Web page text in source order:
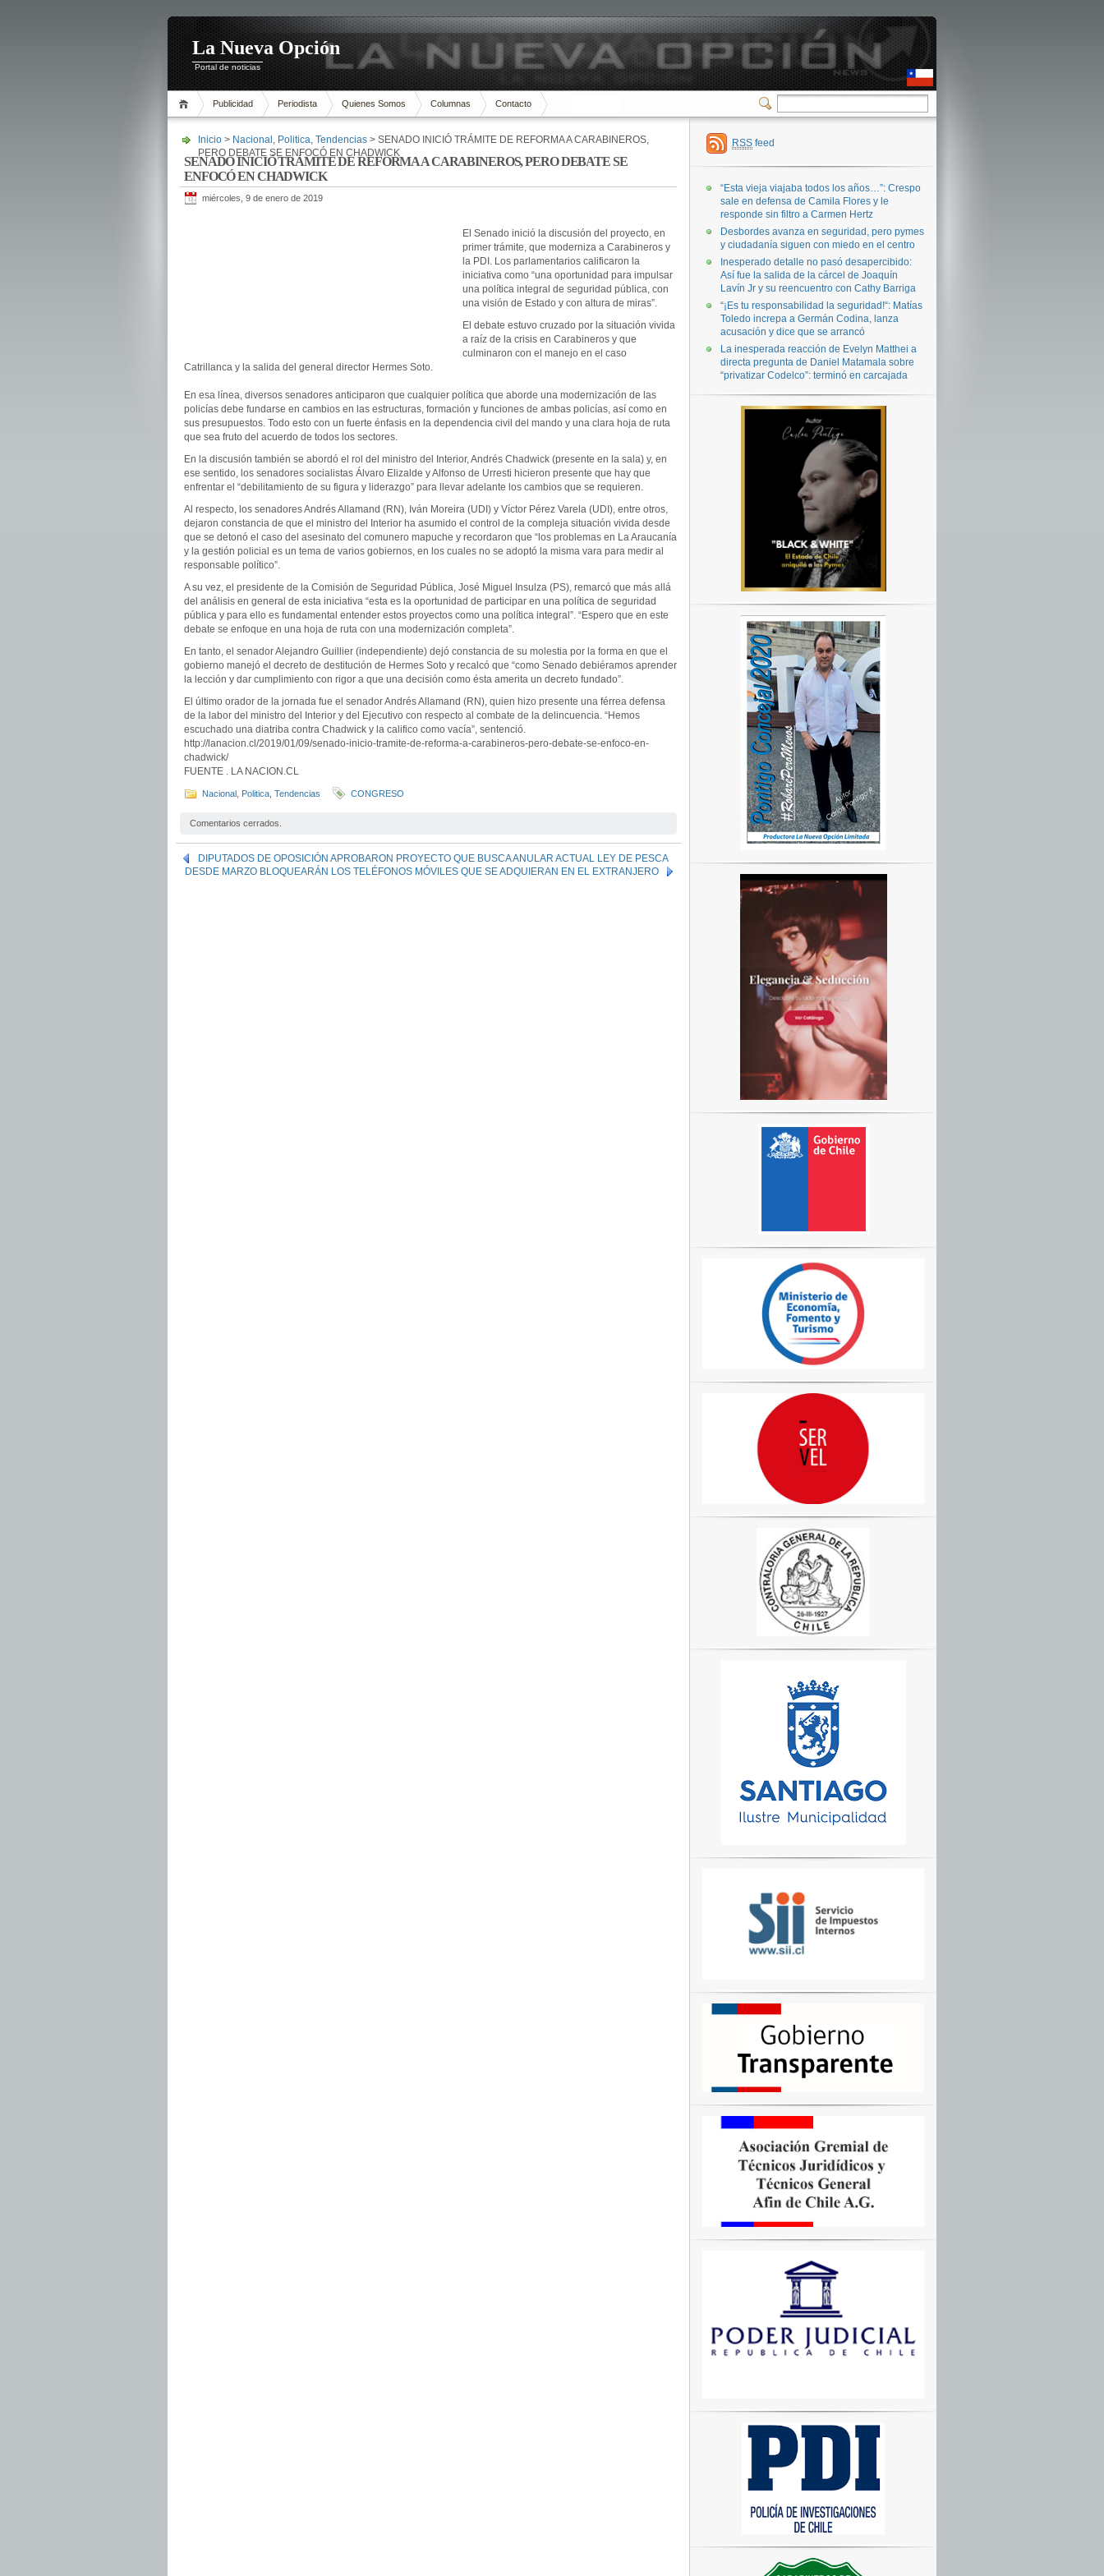
La Nueva Opción
Portal de noticias
Publicidad Periodista Quienes Somos Columnas Contacto
Inicio > Nacional , Politica, Tendencias > SENADO INICIÓ TRÁMITE DE REFORMA A CARABINEROS,
PERO DEBATE SE ENFOCÓ EN CHADWICK
SENADO INICIÓ TRÁMITE DE REFORMA A CARABINEROS, PERO DEBATE SE
ENFOCÓ EN CHADWICK
miércoles, 9 de enero de 2019
El Senado inició la discusión del proyecto, en
primer trámite, que moderniza a Carabineros y
la PDI. Los parlamentarios calificaron la
iniciativa como “una oportunidad para impulsar
una política integral de seguridad pública, con
una visión de Estado y con altura de miras”.
El debate estuvo cruzado por la situación vivida
a raíz de la crisis en Carabineros y que
culminaron con el manejo en el caso
Catrillanca y la salida del general director Hermes Soto.
En esa línea, diversos senadores anticiparon que cualquier política que aborde una modernización de las
policías debe fundarse en cambios en las estructuras, formación y funciones de ambas policías, así como en
sus presupuestos. Todo esto con un fuerte énfasis en la dependencia civil del mando y una clara hoja de ruta
que sea fruto del acuerdo de todos los sectores.
En la discusión también se abordó el rol del ministro del Interior, Andrés Chadwick (presente en la sala) y, en
ese sentido, los senadores socialistas Álvaro Elizalde y Alfonso de Urresti hicieron presente que hay que
enfrentar el “debilitamiento de su figura y liderazgo” para llevar adelante los cambios que se requieren.
Al respecto, los senadores Andrés Allamand (RN), Iván Moreira (UDI) y Víctor Pérez Varela (UDI), entre otros,
dejaron constancia de que el ministro del Interior ha asumido el control de la compleja situación vivida desde
que se detonó el caso del asesinato del comunero mapuche y recordaron que “los problemas en La Araucanía
y la gestión policial es un tema de varios gobiernos, en los cuales no se adoptó la misma vara para medir al
responsable político”.
A su vez, el presidente de la Comisión de Seguridad Pública, José Miguel Insulza (PS), remarcó que más allá
del análisis en general de esta iniciativa “esta es la oportunidad de participar en una política de seguridad
pública y para ello es fundamental entender estos proyectos como una política integral”. “Espero que en este
debate se enfoque en una hoja de ruta con una modernización completa”.
En tanto, el senador Alejandro Guillier (independiente) dejó constancia de su molestia por la forma en que el
gobierno manejó el decreto de destitución de Hermes Soto y recalcó que “como Senado debiéramos aprender
la lección y dar cumplimiento con rigor a que una decisión como ésta amerita un decreto fundado”.
El último orador de la jornada fue el senador Andrés Allamand (RN), quien hizo presente una férrea defensa
de la labor del ministro del Interior y del Ejecutivo con respecto al combate de la delincuencia. “Hemos
escuchado una diatriba contra Chadwick y la califico como vacía”, sentenció.
http://lanacion.cl/2019/01/09/senado-inicio-tramite-de-reforma-a-carabineros-pero-debate-se-enfoco-en-
chadwick/
FUENTE . LA NACION.CL
Nacional Politica Tendencias CONGRESO
Comentarios cerrados.
DIPUTADOS DE OPOSICIÓN APROBARON PROYECTO QUE BUSCA ANULAR ACTUAL LEY DE PESCA
DESDE MARZO BLOQUEARÁN LOS TELÉFONOS MÓVILES QUE SE ADQUIERAN EN EL EXTRANJERO
RSS feed
“Esta vieja viajaba todos los años…”: Crespo
sale en defensa de Camila Flores y le
responde sin filtro a Carmen Hertz
Desbordes avanza en seguridad, pero pymes
y ciudadanía siguen con miedo en el centro
Inesperado detalle no pasó desapercibido:
Así fue la salida de la cárcel de Joaquín
Lavín Jr y su reencuentro con Cathy Barriga
“¡Es tu responsabilidad la seguridad!“: Matías
Toledo increpa a Germán Codina, lanza
acusación y dice que se arrancó
La inesperada reacción de Evelyn Matthei a
directa pregunta de Daniel Matamala sobre
“privatizar Codelco”: terminó en carcajada